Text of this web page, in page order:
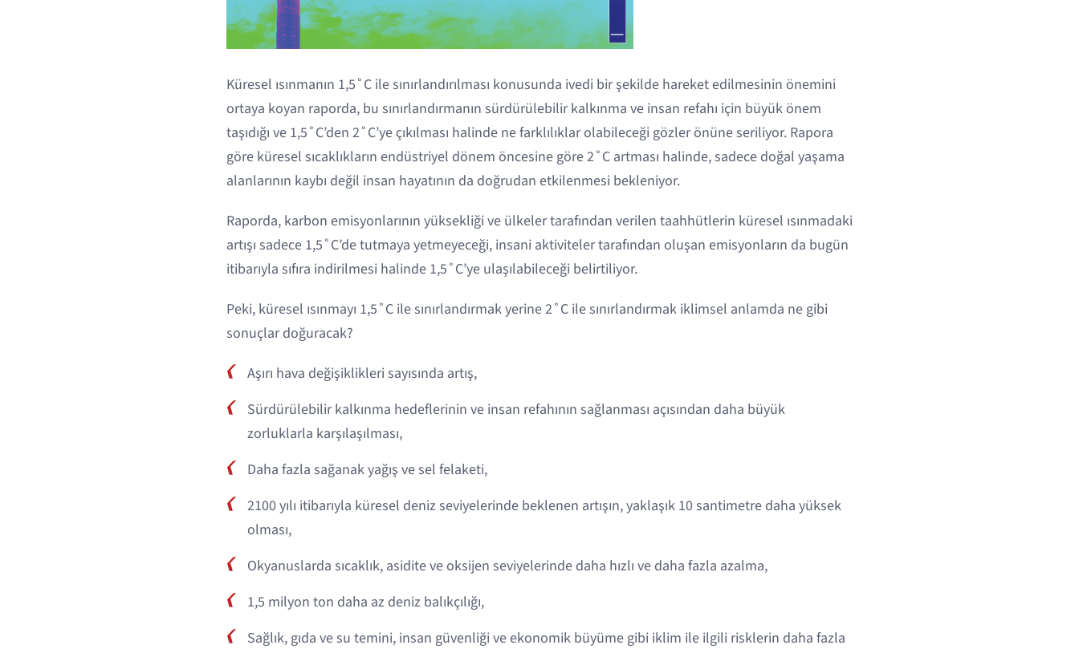
Küresel ısınmanın 1,5˚C ile sınırlandırılması konusunda ivedi bir şekilde hareket edilmesinin önemini
ortaya koyan raporda, bu sınırlandırmanın sürdürülebilir kalkınma ve insan refahı için büyük önem
taşıdığı ve 1,5˚C’den 2˚C’ye çıkılması halinde ne farklılıklar olabileceği gözler önüne seriliyor. Rapora
göre küresel sıcaklıkların endüstriyel dönem öncesine göre 2˚C artması halinde, sadece doğal yaşama
alanlarının kaybı değil insan hayatının da doğrudan etkilenmesi bekleniyor.
Raporda, karbon emisyonlarının yüksekliği ve ülkeler tarafından verilen taahhütlerin küresel ısınmadaki
artışı sadece 1,5˚C’de tutmaya yetmeyeceği, insani aktiviteler tarafından oluşan emisyonların da bugün
itibarıyla sıfıra indirilmesi halinde 1,5˚C’ye ulaşılabileceği belirtiliyor.
Peki, küresel ısınmayı 1,5˚C ile sınırlandırmak yerine 2˚C ile sınırlandırmak iklimsel anlamda ne gibi
sonuçlar doğuracak?
Aşırı hava değişiklikleri sayısında artış,
Sürdürülebilir kalkınma hedeflerinin ve insan refahının sağlanması açısından daha büyük
zorluklarla karşılaşılması,
Daha fazla sağanak yağış ve sel felaketi,
2100 yılı itibarıyla küresel deniz seviyelerinde beklenen artışın, yaklaşık 10 santimetre daha yüksek
olması,
Okyanuslarda sıcaklık, asidite ve oksijen seviyelerinde daha hızlı ve daha fazla azalma,
1,5 milyon ton daha az deniz balıkçılığı,
Sağlık, gıda ve su temini, insan güvenliği ve ekonomik büyüme gibi iklim ile ilgili risklerin daha fazla